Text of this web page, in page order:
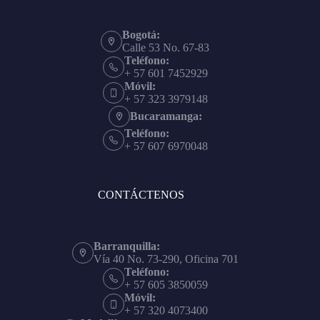
Bogotá:
Calle 53 No. 67-83
Teléfono:
+ 57 601 7452929
Móvil:
+ 57 323 3979148
Bucaramanga:
Teléfono:
+ 57 607 6970048
CONTÁCTENOS
Barranquilla:
Vía 40 No. 73-290, Oficina 701
Teléfono:
+ 57 605 3850059
Móvil:
+ 57 320 4073400